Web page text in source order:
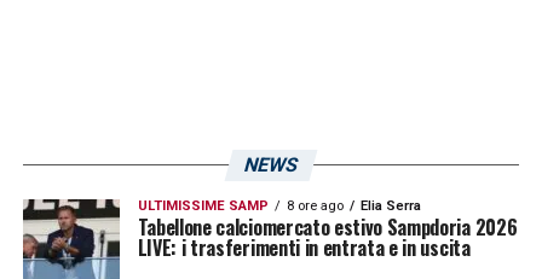
incoraggianti per una squadra che sembra
aver trovato nuove energie proprio grazie al
mercato.
NEWS
ULTIMISSIME SAMP 8 ore ago Elia Serra
Tabellone calciomercato estivo Sampdoria 2026
LIVE: i trasferimenti in entrata e in uscita